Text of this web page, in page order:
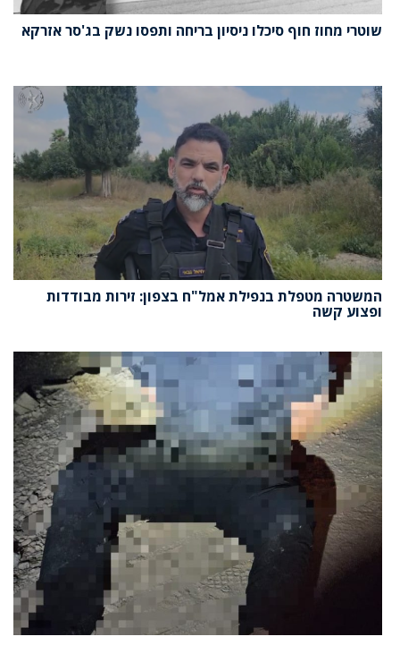
שוטרי מחוז חוף סיכלו ניסיון בריחה ותפסו נשק בג'סר אזרקא
המשטרה מטפלת בנפילת אמל"ח בצפון: זירות מבודדות
ופצוע קשה